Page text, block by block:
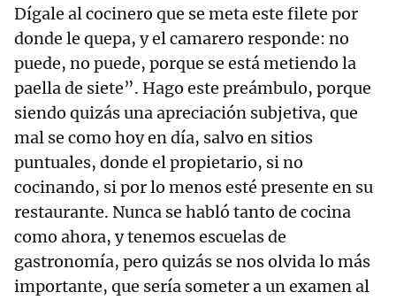
Dígale al cocinero que se meta este filete por
donde le quepa, y el camarero responde: no
puede, no puede, porque se está metiendo la
paella de siete”. Hago este preámbulo, porque
siendo quizás una apreciación subjetiva, que
mal se como hoy en día, salvo en sitios
puntuales, donde el propietario, si no
cocinando, si por lo menos esté presente en su
restaurante. Nunca se habló tanto de cocina
como ahora, y tenemos escuelas de
gastronomía, pero quizás se nos olvida lo más
importante, que sería someter a un examen al